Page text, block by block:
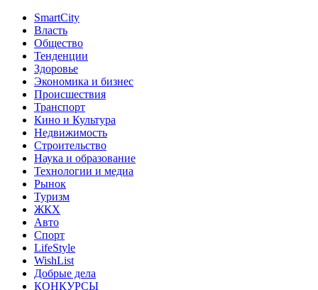
SmartCity
Власть
Общество
Тенденции
Здоровье
Экономика и бизнес
Происшествия
Транспорт
Кино и Культура
Недвижимость
Строительство
Наука и образование
Технологии и медиа
Рынок
Туризм
ЖКХ
Авто
Спорт
LifeStyle
WishList
Добрые дела
КОНКУРСЫ